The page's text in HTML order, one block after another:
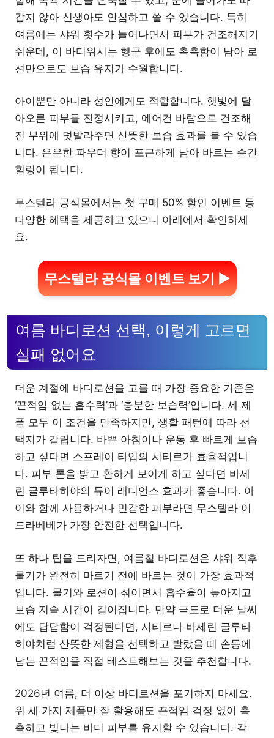
갑지 않아 신생아도 안심하고 쓸 수 있습니다. 특히
여름에는 샤워 횟수가 늘어나면서 피부가 건조해지기
쉬운데, 이 바디워시는 헹군 후에도 촉촉함이 남아 로
션만으로도 보습 유지가 수월합니다.
아이뿐만 아니라 성인에게도 적합합니다. 햇빛에 달
아오른 피부를 진정시키고, 에어컨 바람으로 건조해
진 부위에 덧발라주면 산뜻한 보습 효과를 볼 수 있습
니다. 은은한 파우더 향이 포근하게 남아 바르는 순간
힐링이 됩니다.
무스텔라 공식몰에서는 첫 구매 50% 할인 이벤트 등
다양한 혜택을 제공하고 있으니 아래에서 확인하세
요.
무스텔라 공식몰 이벤트 보기 ▶
여름 바디로션 선택, 이렇게 고르면
실패 없어요
더운 계절에 바디로션을 고를 때 가장 중요한 기준은
‘끈적임 없는 흡수력’과 ‘충분한 보습력’입니다. 세 제
품 모두 이 조건을 만족하지만, 생활 패턴에 따라 선
택지가 갈립니다. 바쁜 아침이나 운동 후 빠르게 보습
하고 싶다면 스프레이 타입의 시티르가 효율적입니
다. 피부 톤을 밝고 환하게 보이게 하고 싶다면 바세
린 글루타히야의 듀이 래디언스 효과가 좋습니다. 아
이와 함께 사용하거나 민감한 피부라면 무스텔라 이
드라베베가 가장 안전한 선택입니다.
또 하나 팁을 드리자면, 여름철 바디로션은 샤워 직후
물기가 완전히 마르기 전에 바르는 것이 가장 효과적
입니다. 물기와 로션이 섞이면서 흡수율이 높아지고
보습 지속 시간이 길어집니다. 만약 극도로 더운 날씨
에도 답답함이 걱정된다면, 시티르나 바세린 글루타
히야처럼 산뜻한 제형을 선택하고 발랐을 때 손등에
남는 끈적임을 직접 테스트해보는 것을 추천합니다.
2026년 여름, 더 이상 바디로션을 포기하지 마세요.
위 세 가지 제품만 잘 활용해도 끈적임 걱정 없이 촉
촉하고 빛나는 바디 피부를 유지할 수 있습니다. 각